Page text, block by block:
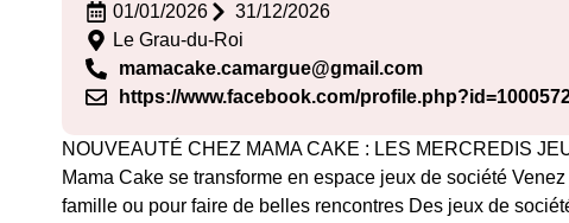
01/01/2026
31/12/2026
Le Grau-du-Roi
mamacake.camargue@gmail.com
https://www.facebook.com/
NOUVEAUTÉ CHEZ MAMA CAKE : LES MERCREDIS
Mama Cake se transforme en espace jeux de société
famille ou pour faire de belles rencontres Des jeux de